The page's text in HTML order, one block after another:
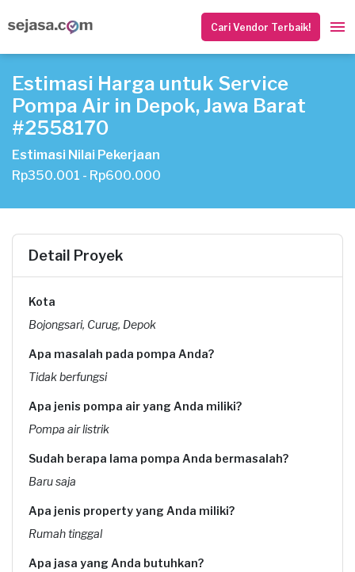
Cari Vendor Terbaik!
Estimasi Harga untuk Service
Pompa Air in Depok, Jawa Barat
#2558170
Estimasi Nilai Pekerjaan
Rp350.001 - Rp600.000
Detail Proyek
Kota
Bojongsari, Curug, Depok
Apa masalah pada pompa Anda?
Tidak berfungsi
Apa jenis pompa air yang Anda miliki?
Pompa air listrik
Sudah berapa lama pompa Anda bermasalah?
Baru saja
Apa jenis property yang Anda miliki?
Rumah tinggal
Apa jasa yang Anda butuhkan?